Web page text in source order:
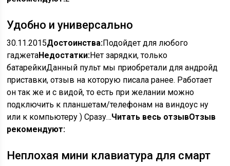
Удобно и универсально
30.11.2015Достоинства:Подойдет для любого
гаджетаНедостатки:Нет зарядки, только
батарейкиДанный пульт мы приобретали для андройд
приставки, отзыв на которую писала ранее. Работает
он так же и с видой, то есть при желании можно
подключить к планшетам/телефонам на виндоус ну
или к компьютеру ) Сразу…Читать весь отзывОтзыв
рекомендуют:
Неплохая мини клавиатура для смарт